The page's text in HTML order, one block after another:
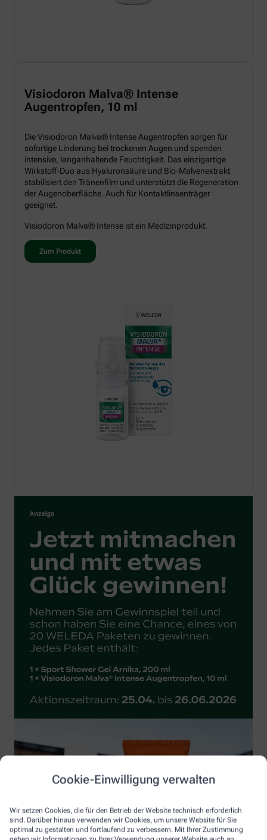
Cookie-Einwilligung verwalten
Wir setzen Cookies, die für den Betrieb der Website technisch erforderlich
sind. Darüber hinaus verwenden wir Cookies, um unsere Website für Sie
optimal zu gestalten und fortlaufend zu verbessern. Mit Ihrer Zustimmung
Visiodoron Malva® Intense
Augentropfen, 10 ml
Die Visiodoron Malva® Intense Augentropfen sorgen für
sofortige Linderung bei trockenen Augen und spenden
intensive, langanhaltende Feuchtigkeit. Das einzigartige
Wirkstoff-Duo aus Hyaluronsäure und Bio-Malvenextrakt
stabilisiert den Tränenfilm und unterstützt die Regeneration
der Augenoberfläche. Auch für Kontaktlinsenträger
geeignet.
Visiodoron Malva® Intense ist ein Medizinprodukt.
Zum Produkt